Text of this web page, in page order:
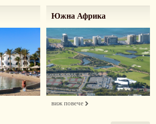
Южна Африка
виж повече